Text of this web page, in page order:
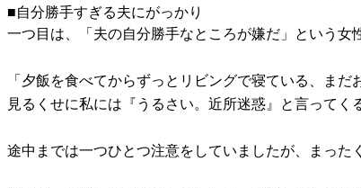
■自分勝手すぎる夫にがっかり
一つ目は、「夫の自分勝手なところが嫌だ」という女
「夕飯を食べてからずっとリビングで寝ている、ま
見るくせに私には『うるさい。近所迷惑』と言って
途中までは一つひとつ注意をしていましたが、まった